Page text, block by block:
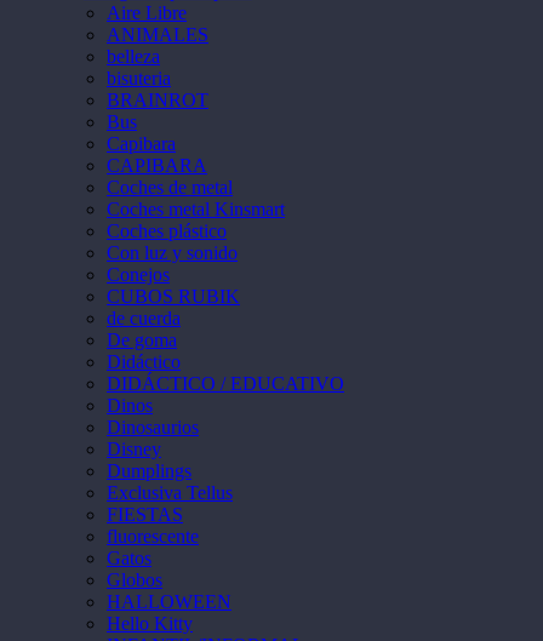
Aire Libre
ANIMALES
belleza
bisuteria
BRAINROT
Bus
Capibara
CAPIBARA
Coches de metal
Coches metal Kinsmart
Coches plástico
Con luz y sonido
Conejos
CUBOS RUBIK
de cuerda
De goma
Didáctico
DIDÁCTICO / EDUCATIVO
Dinos
Dinosaurios
Disney
Dumplings
Exclusiva Tellus
FIESTAS
fluorescente
Gatos
Globos
HALLOWEEN
Hello Kitty